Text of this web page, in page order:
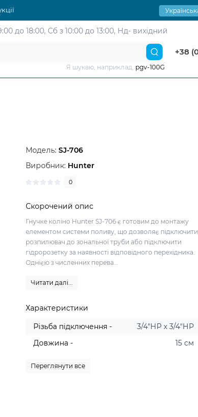
до 18:00, Сб з 10:00 до 13:00, Нд- вихідний
+38
Я шукаю, наприклад, pgv-100G
Модель:SJ-706
Виробник: Hunter
0
Скорочений опис
Гнучке коліно Hunter SJ-706 є готовим до монтажу
елементом системи поливу, що дозволяє підключити
розпилювач до зональної труби або підключити
гідророзетку за наявності відповідного перехідника.
Однією з численних перева...
Читати далі...
Характеристики
Різьба підключення -
3/4″НР х 3/4″НР
Довжина -
15 см
Переглянути все